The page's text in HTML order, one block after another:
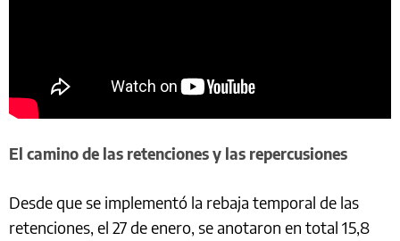
El camino de las retenciones y las repercusiones
Desde que se implementó la rebaja temporal de las
retenciones, el 27 de enero, se anotaron en total 15,8